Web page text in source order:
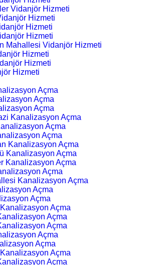
Vidanjör Hizmeti
Hizmeti
Hizmeti
Hizmeti
Mahallesi Vidanjör Hizmeti
Hizmeti
Hizmeti
Hizmeti
Açma
Açma
Açma
Kanalizasyon Açma
Açma
Açma
Kanalizasyon Açma
Kanalizasyon Açma
Kanalizasyon Açma
Açma
Kanalizasyon Açma
Açma
Açma
Açma
Açma
Açma
Açma
Açma
Açma
Açma